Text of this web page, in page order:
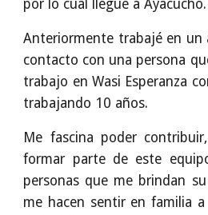
por lo cual llegué a Ayacucho.
Anteriormente trabajé en un
contacto con una persona
trabajo en Wasi Esperanza
trabajando 10 años.
Me fascina poder
formar parte de este
personas que me brindan
me hacen sentir en familia